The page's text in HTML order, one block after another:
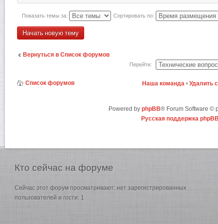
Показать темы за: Сортировать по:
Начать новую тему
Вернуться в Список форумов
Перейти:
Список форумов Наша команда • Удалить
Powered by phpBB® Forum Software ©
Русская поддержка
Кто сейчас на форуме
Сейчас этот форум просматривают: нет зарегистрированных
пользователей и гости: 1